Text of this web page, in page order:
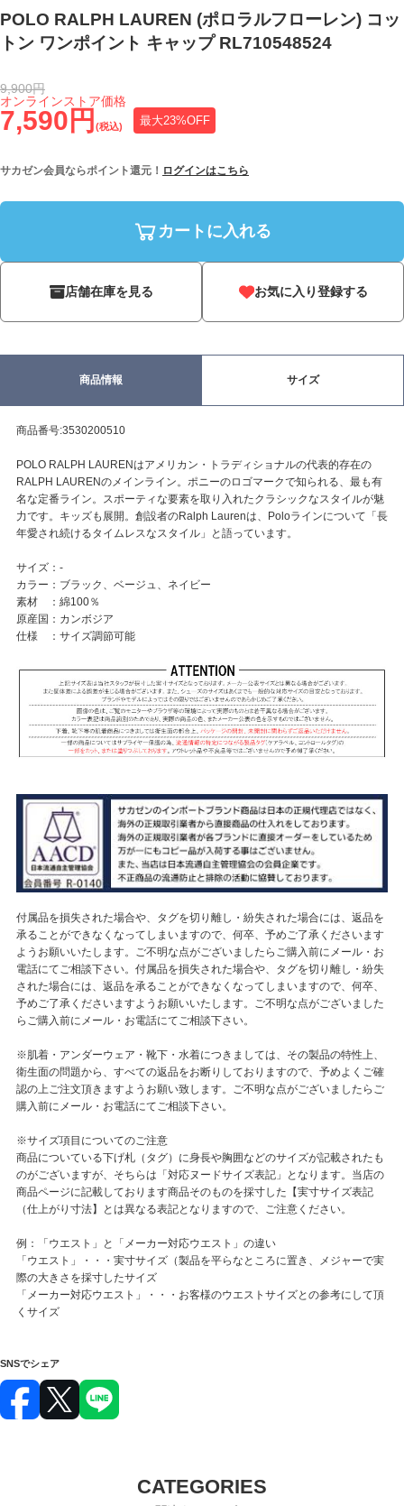
POLO RALPH LAUREN (ポロラルフローレン) コッ
トン ワンポイント キャップ RL710548524
7,590円 (税込) 最大23%OFF
オンラインストア価格
9,900円
サカゼン会員ならポイント還元！ ログインはこちら
カートに入れる
店舗在庫を見る お気に入り登録する
商品情報 サイズ
商品番号:3530200510
POLO RALPH LAURENはアメリカン・トラディショナルの代表的存在の
RALPH LAURENのメインライン。ポニーのロゴマークで知られる、最も有
名な定番ライン。スポーティな要素を取り入れたクラシックなスタイルが魅
力です。キッズも展開。創設者のRalph Laurenは、Poloラインについて「長
年愛され続けるタイムレスなスタイル」と語っています。
サイズ：-
カラー：ブラック、ベージュ、ネイビー
素材 ：綿100％
原産国：カンボジア
仕様 ：サイズ調節可能
付属品を損失された場合や、タグを切り離し・紛失された場合には、返品を
承ることができなくなってしまいますので、何卒、予めご了承くださいます
ようお願いいたします。ご不明な点がございましたらご購入前にメール・お
電話にてご相談下さい。付属品を損失された場合や、タグを切り離し・紛失
された場合には、返品を承ることができなくなってしまいますので、何卒、
予めご了承くださいますようお願いいたします。ご不明な点がございました
らご購入前にメール・お電話にてご相談下さい。
※肌着・アンダーウェア・靴下・水着につきましては、その製品の特性上、
衛生面の問題から、すべての返品をお断りしておりますので、予めよくご確
認の上ご注文頂きますようお願い致します。ご不明な点がございましたらご
購入前にメール・お電話にてご相談下さい。
※サイズ項目についてのご注意
商品についている下げ札（タグ）に身長や胸囲などのサイズが記載されたも
のがございますが、そちらは「対応ヌードサイズ表記」となります。当店の
商品ページに記載しております商品そのものを採寸した【実寸サイズ表記
（仕上がり寸法】とは異なる表記となりますので、ご注意ください。
例：「ウエスト」と「メーカー対応ウエスト」の違い
「ウエスト」・・・実寸サイズ（製品を平らなところに置き、メジャーで実
際の大きさを採寸したサイズ
「メーカー対応ウエスト」・・・お客様のウエストサイズとの参考にして頂
くサイズ
SNSでシェア